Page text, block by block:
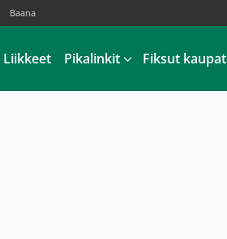
Baana
Liikkeet Pikalinkit Fiksut kaupat